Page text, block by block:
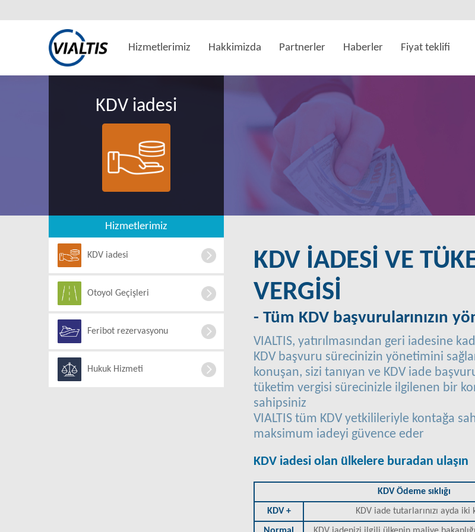
Hizmetlerimiz Hakkimizda Partnerler Haberler Fiyat teklifi
KDV iadesi
Hizmetlerimiz
KDV iadesi
Otoyol Geçişleri
Feribot rezervasyonu
Hukuk Hizmeti
KDV İADESİ VE
VERGİSİ
- Tüm KDV başvurularınızın
VIALTIS, yatırılmasından geri iadesine
KDV başvuru sürecinizin yönetimini
konuşan, sizi tanıyan ve KDV iade
tüketim vergisi sürecinizle ilgilenen bir
sahipsiniz
VIALTIS tüm KDV yetkilileriyle kontağa
maksimum iadeyi güvence eder
KDV iadesi olan ülkelere buradan ulaşın
KDV Ödeme sıklığı
KDV + KDV iade tutarlarınızı ayda iki